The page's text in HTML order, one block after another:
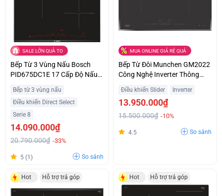
SALE LỚN QUÀ TO
Bếp Từ 3 Vùng Nấu Bosch
PID675DC1E 17 Cấp Độ Nấu
Bếp từ 3 vùng nấu
Điều khiển Direct Select
Serie 8
14.090.000₫
20.790.000₫ -33%
5 (1) So sánh
MUA ONLINE GIÁ RẺ QUÁ
Bếp Từ Đôi Munchen GM2022
Công Nghệ Inverter Thông
Điều khiển Slider Inverter
13.950.000₫
15.500.000₫ -10%
4.5 So sánh
Hot Hỗ trợ trả góp Hot Hỗ trợ trả góp